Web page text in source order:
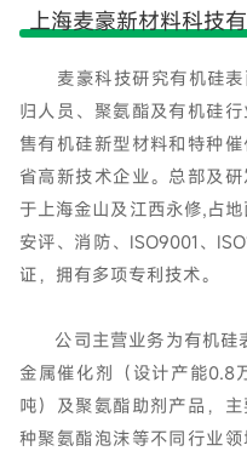
上海麦豪新材料科技
麦豪科技研究有机硅表
归人员、聚氨酯及有机硅
售有机硅新型材料和特种
省高新技术企业。总部及
于上海金山及江西永修,占
安评、消防、ISO9001、
证，拥有多项专利技术。
公司主营业务为有机硅
金属催化剂（设计产能0.8
吨）及聚氨酯助剂产品，
种聚氨酯泡沫等不同行业